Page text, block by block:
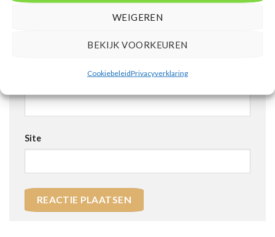
WEIGEREN
BEKIJK VOORKEUREN
CookiebeleidPrivacyverklaring
Site